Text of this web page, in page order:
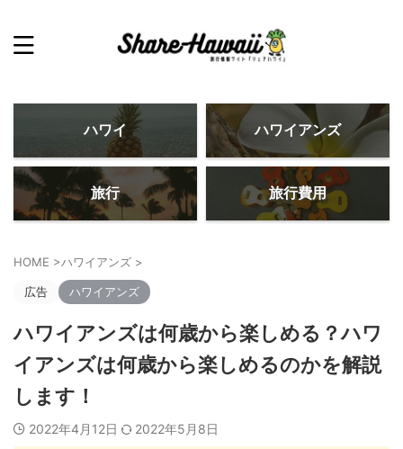
ハワイ ハワイアンズ
旅行 旅行費用
HOME >ハワイアンズ >
広告 ハワイアンズ
ハワイアンズは何歳から楽しめる？ハワ
イアンズは何歳から楽しめるのかを解説
します！
2022年4月12日 2022年5月8日